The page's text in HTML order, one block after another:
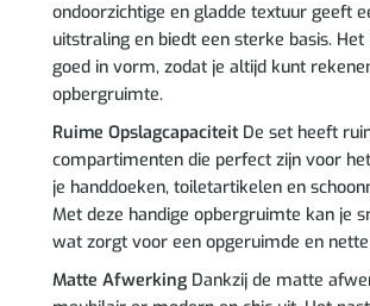
ondoorzichtige en gladde textuur geeft
uitstraling en biedt een sterke basis.
goed in vorm, zodat je altijd kunt
opbergruimte.
Ruime OpslagcapaciteitDe set heeft
compartimenten die perfect zijn voor
je handdoeken, toiletartikelen en
Met deze handige opbergruimte kan je
wat zorgt voor een opgeruimde en
Matte AfwerkingDankzij de matte